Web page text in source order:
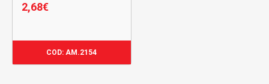
2,68€
COD: AM.2154